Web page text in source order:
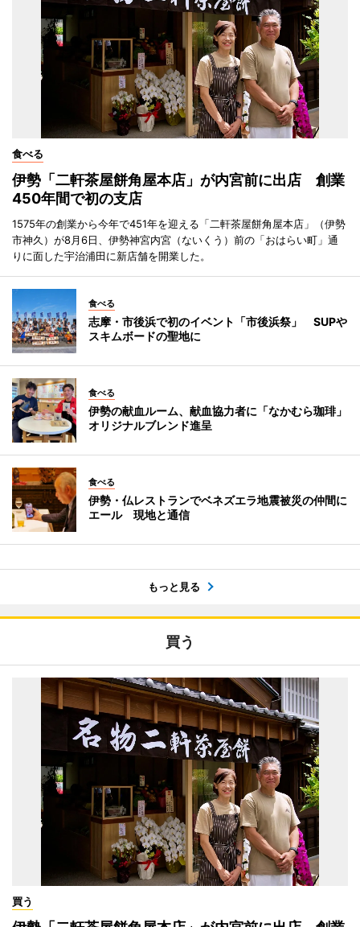
食べる
伊勢「二軒茶屋餅角屋本店」が内宮前に出店 創業
450年間で初の支店
1575年の創業から今年で451年を迎える「二軒茶屋餅角屋本店」（伊勢
市神久）が8月6日、伊勢神宮内宮（ないくう）前の「おはらい町」通
りに面した宇治浦田に新店舗を開業した。
食べる
志摩・市後浜で初のイベント「市後浜祭」 SUPや
スキムボードの聖地に
食べる
伊勢の献血ルーム、献血協力者に「なかむら珈琲」
オリジナルブレンド進呈
食べる
伊勢・仏レストランでベネズエラ地震被災の仲間に
エール 現地と通信
もっと見る
買う
買う